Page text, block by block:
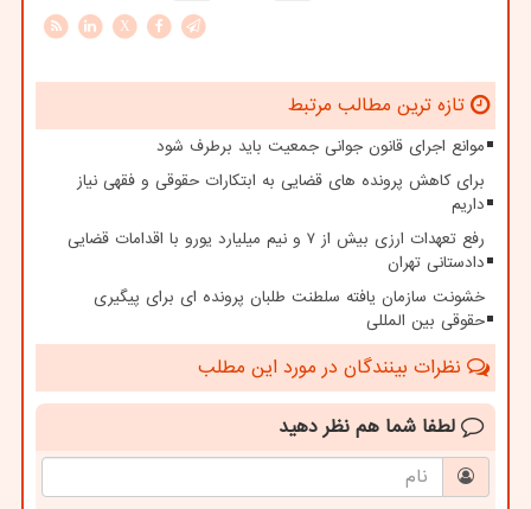
X
تازه ترین مطالب مرتبط
موانع اجرای قانون جوانی جمعیت باید برطرف شود
برای کاهش پرونده های قضایی به ابتکارات حقوقی و فقهی نیاز
داریم
رفع تعهدات ارزی بیش از ۷ و نیم میلیارد یورو با اقدامات قضایی
دادستانی تهران
خشونت سازمان یافته سلطنت طلبان پرونده ای برای پیگیری
حقوقی بین المللی
نظرات بینندگان در مورد این مطلب
لطفا شما هم نظر دهید